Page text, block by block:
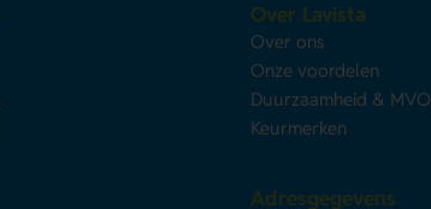
Over Lavista
Over ons
Onze voordelen
Duurzaamheid & MVO
Keurmerken
Adresgegevens